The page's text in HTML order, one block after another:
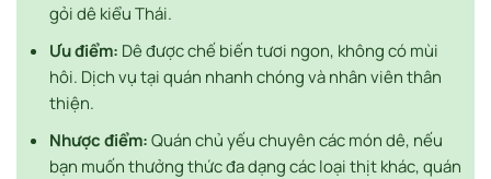
gỏi dê kiểu Thái.
Ưu điểm: Dê được chế biến tươi ngon, không có mùi
hôi. Dịch vụ tại quán nhanh chóng và nhân viên thân
thiện.
Nhược điểm:Quán chủ yếu chuyên các món dê, nếu
bạn muốn thưởng thức đa dạng các loại thịt khác, quán